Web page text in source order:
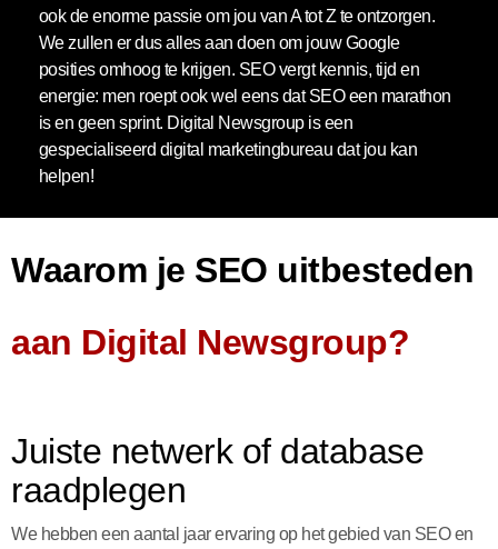
ook de enorme passie om jou van A tot Z te ontzorgen.
We zullen er dus alles aan doen om jouw Google
posities omhoog te krijgen. SEO vergt kennis, tijd en
energie: men roept ook wel eens dat SEO een marathon
is en geen sprint. Digital Newsgroup is een
gespecialiseerd digital marketingbureau dat jou kan
helpen!
Waarom je SEO uitbesteden
aan Digital Newsgroup?
Juiste netwerk of database
raadplegen
We hebben een aantal jaar ervaring op het gebied van SEO en